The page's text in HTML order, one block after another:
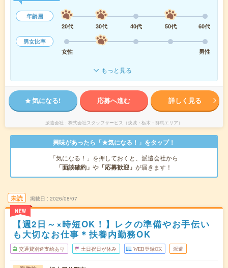
年齢層
20代
30代 40代 50代
60代
男女比率
女性
男性
もっと見る
気になる! 応募へ進む 詳しく見る
派遣会社 株式会社スタッフサービス（茨城・栃木・群馬エリア）
興味があったら「★気になる！」をタップ！
「気になる！」を押しておくと、派遣会社から
「面談確約」 や 「応募歓迎」 が届きます！
未読
NEW
掲載日 2026/08/07
【週2日～×時短OK！】レクの準備やお手伝い
も大切なお仕事＊扶養内勤務OK
交通費別途支給あり 土日祝日が休み WEB登録OK 派遣